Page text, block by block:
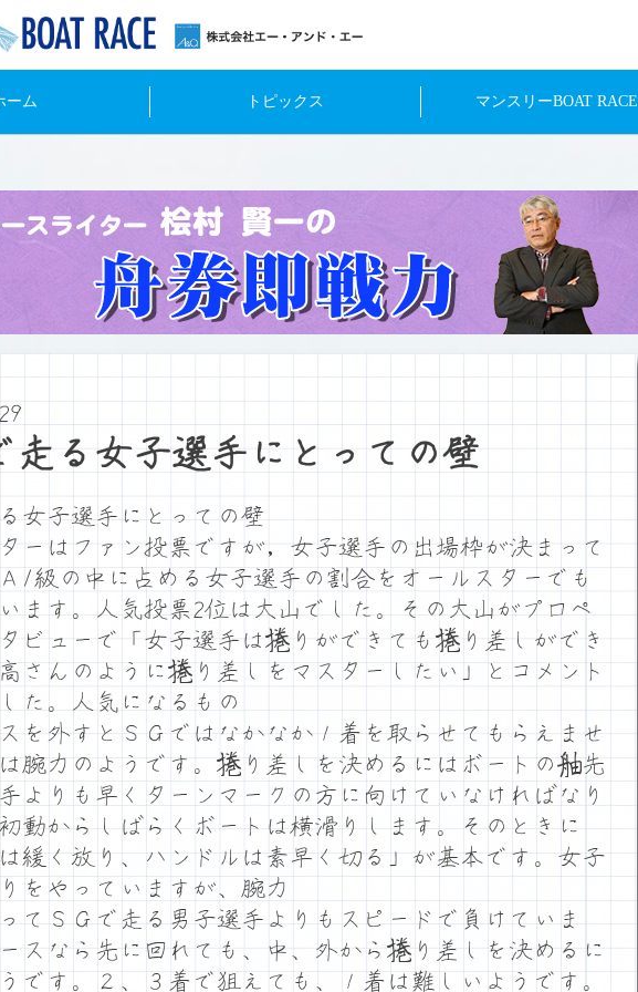
ーム トピックス マンスリーBOAT RACE
走る女子選手にとっての壁
女子選手にとっての壁
ーはファン投票ですが，女子選手の出場枠が決まって
1級の中に占める女子選手の割合をオールスターでも
ます。人気投票2位は大山でした。その大山がプロペ
ビューで「女子選手は捲りができても捲り差しができ
さんのように捲り差しをマスターしたい」とコメント
た。人気になるもの
を外すとＳＧではなかなか１着を取らせてもらえませ
腕力のようです。捲り差しを決めるにはボートの舳先
よりも早くターンマークの方に向けていなければなり
動からしばらくボートは横滑りします。そのときに
は緩く放り、ハンドルは素早く切る」が基本です。女子
をやっていますが、腕力
てＳＧで走る男子選手よりもスピードで負けていま
スなら先に回れても、中、外から捲り差しを決めるに
です。２、３着で狙えても、１着は難しいようです。